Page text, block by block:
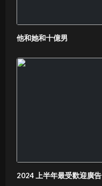
他和她和十億男
2024 上半年最受歡迎廣告